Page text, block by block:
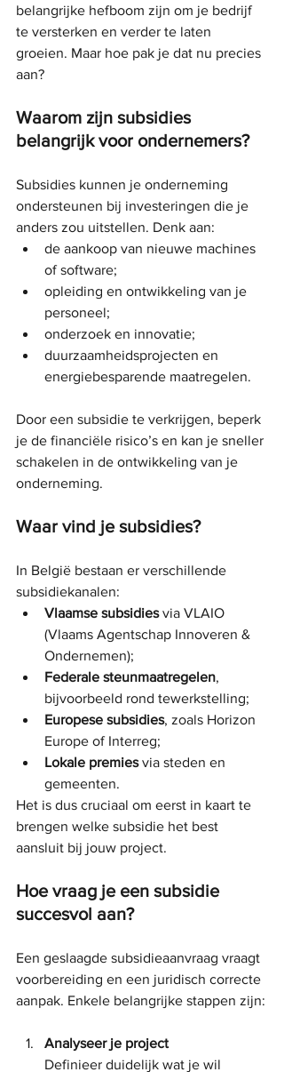
belangrijke hefboom zijn om je bedrijf
te versterken en verder te laten
groeien. Maar hoe pak je dat nu precies
aan?
Waarom zijn subsidies
belangrijk voor ondernemers?
Subsidies kunnen je onderneming
ondersteunen bij investeringen die je
anders zou uitstellen. Denk aan:
de aankoop van nieuwe machines
of software;
opleiding en ontwikkeling van je
personeel;
onderzoek en innovatie;
duurzaamheidsprojecten en
energiebesparende maatregelen.
Door een subsidie te verkrijgen, beperk
je de financiële risico’s en kan je sneller
schakelen in de ontwikkeling van je
onderneming.
Waar vind je subsidies?
In België bestaan er verschillende
subsidiekanalen:
Vlaamse subsidies via VLAIO
(Vlaams Agentschap Innoveren &
Ondernemen);
Federale steunmaatregelen,
bijvoorbeeld rond tewerkstelling;
Europese subsidies, zoals Horizon
Europe of Interreg;
Lokale premies via steden en
gemeenten.
Het is dus cruciaal om eerst in kaart te
brengen welke subsidie het best
aansluit bij jouw project.
Hoe vraag je een subsidie
succesvol aan?
Een geslaagde subsidieaanvraag vraagt
voorbereiding en een juridisch correcte
aanpak. Enkele belangrijke stappen zijn:
Analyseer je project
Definieer duidelijk wat je wil